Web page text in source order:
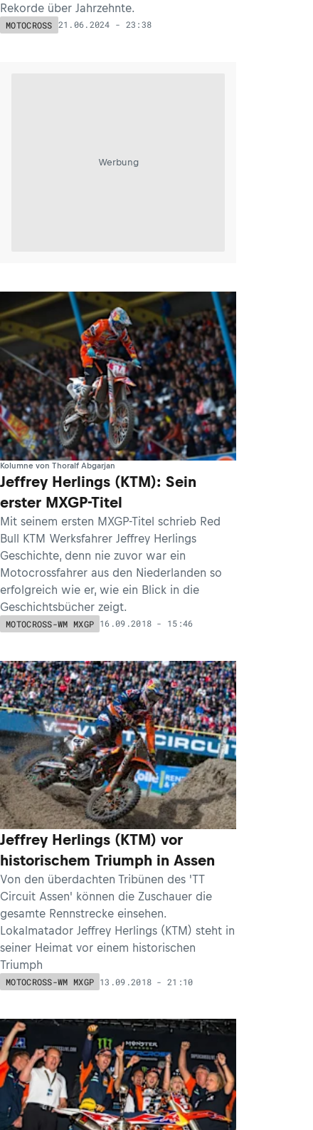
Rekorde über Jahrzehnte.
MOTOCROSS 21.06.2024 - 23:38
Werbung
Kolumne von Thoralf Abgarjan
Jeffrey Herlings (KTM): Sein
erster MXGP-Titel
Mit seinem ersten MXGP-Titel schrieb Red
Bull KTM Werksfahrer Jeffrey Herlings
Geschichte, denn nie zuvor war ein
Motocrossfahrer aus den Niederlanden so
erfolgreich wie er, wie ein Blick in die
Geschichtsbücher zeigt.
MOTOCROSS-WM MXGP 16.09.2018 - 15:46
Jeffrey Herlings (KTM) vor
historischem Triumph in Assen
Von den überdachten Tribünen des 'TT
Circuit Assen' können die Zuschauer die
gesamte Rennstrecke einsehen.
Lokalmatador Jeffrey Herlings (KTM) steht in
seiner Heimat vor einem historischen
Triumph
MOTOCROSS-WM MXGP 13.09.2018 - 21:10